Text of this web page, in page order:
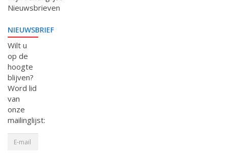
Nieuwsbrieven
NIEUWSBRIEF
Wilt u
op de
hoogte
blijven?
Word lid
van
onze
mailinglijst: